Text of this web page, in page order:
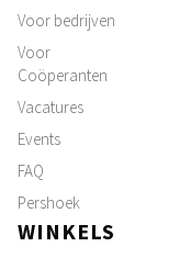
Voor bedrijven
Voor
Coöperanten
Vacatures
Events
FAQ
Pershoek
WINKELS